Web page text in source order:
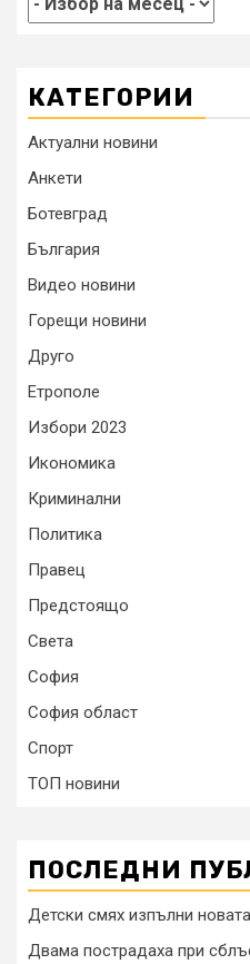
КАТЕГОРИИ
Актуални новини
Анкети
Ботевград
България
Видео новини
Горещи новини
Друго
Етрополе
Избори 2023
Икономика
Криминални
Политика
Правец
Предстоящо
Света
София
София област
Спорт
ТОП новини
ПОСЛЕДНИ
Детски смях изпълни
Двама пострадаха при